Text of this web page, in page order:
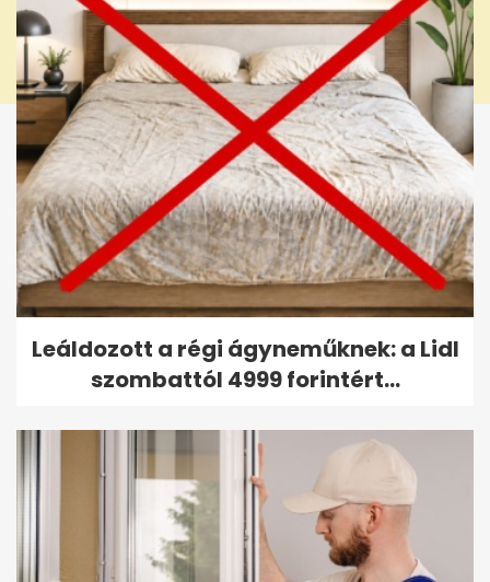
Leáldozott a régi ágyneműknek: a Lidl
szombattól 4999 forintért...